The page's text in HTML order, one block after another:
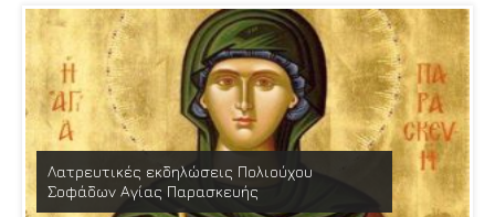
Λατρευτικές εκδηλώσεις Πολιούχου
Σοφάδων Αγίας Παρασκευής